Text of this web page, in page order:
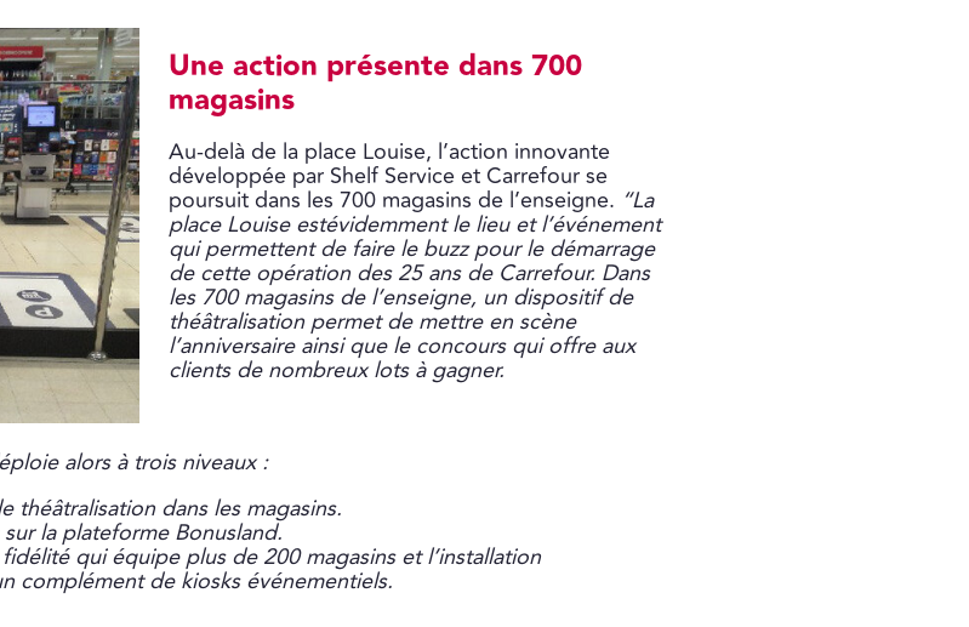
Une action présente dans 700
magasins
Au-delà de la place Louise, l’action innovante
développée par Shelf Service et Carrefour se
poursuit dans les 700 magasins de l’enseigne. “La
place Louise estévidemment le lieu et l’événement
qui permettent de faire le buzz pour le démarrage
de cette opération des 25 ans de Carrefour. Dans
les 700 magasins de l’enseigne, un dispositif de
théâtralisation permet de mettre en scène
l’anniversaire ainsi que le concours qui offre aux
clients de nombreux lots à gagner.
alors à trois niveaux :
théâtralisation dans les magasins.
la plateforme Bonusland.
qui équipe plus de 200 magasins et l’installation
complément de kiosks événementiels.